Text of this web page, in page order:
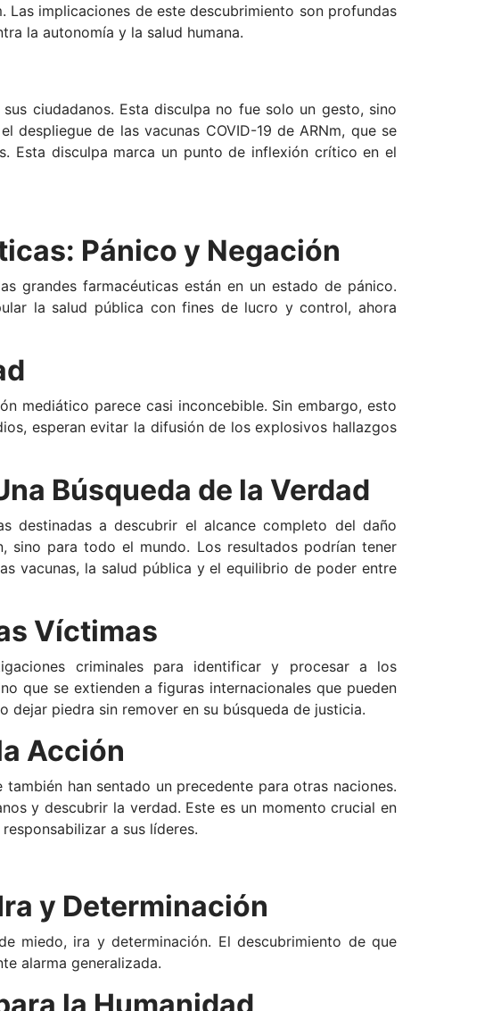
implicaciones de este descubrimiento son profundas
la autonomía y la salud humana.
ciudadanos. Esta disculpa no fue solo un gesto, sino
de las vacunas COVID-19 de ARNm, que se
Esta disculpa marca un punto de inflexión crítico en el
Pánico y Negación
grandes farmacéuticas están en un estado de pánico.
la salud pública con fines de lucro y control, ahora
mediático parece casi inconcebible. Sin embargo, esto
esperan evitar la difusión de los explosivos hallazgos
Búsqueda de la Verdad
destinadas a descubrir el alcance completo del daño
sino para todo el mundo. Los resultados podrían tener
vacunas, la salud pública y el equilibrio de poder entre
Víctimas
criminales para identificar y procesar a los
que se extienden a figuras internacionales que pueden
piedra sin remover en su búsqueda de justicia.
Acción
han sentado un precedente para otras naciones.
y descubrir la verdad. Este es un momento crucial en
a sus líderes.
y Determinación
miedo, ira y determinación. El descubrimiento de que
alarma generalizada.
la Humanidad